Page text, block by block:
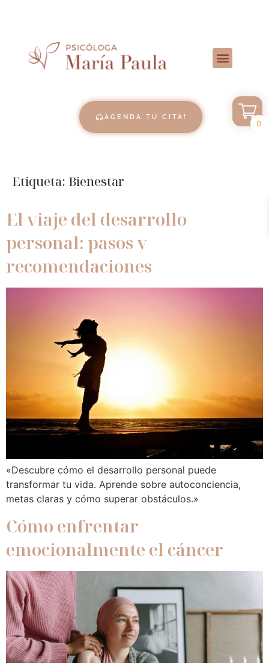
AGENDA TU CITA!
Etiqueta: Bienestar
El viaje del desarrollo
personal: pasos y
recomendaciones
«Descubre cómo el desarrollo personal puede
transformar tu vida. Aprende sobre autoconciencia,
metas claras y cómo superar obstáculos.»
Cómo enfrentar
emocionalmente el cáncer
0